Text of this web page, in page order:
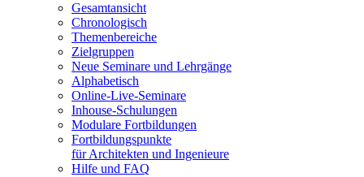
Gesamtansicht
Chronologisch
Themenbereiche
Zielgruppen
Neue Seminare und Lehrgänge
Alphabetisch
Online-Live-Seminare
Inhouse-Schulungen
Modulare Fortbildungen
Fortbildungspunkte
für Architekten und Ingenieure
Hilfe und FAQ